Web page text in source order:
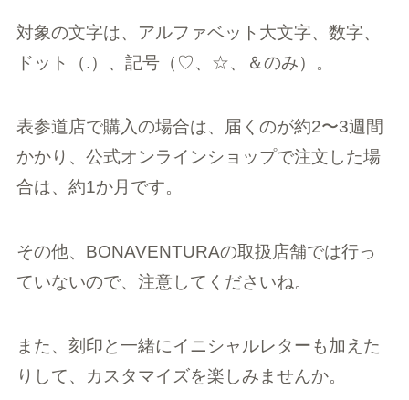
対象の文字は、アルファベット大文字、数字、
ドット（.）、記号（♡、☆、＆のみ）。
表参道店で購入の場合は、届くのが約2〜3週間
かかり、公式オンラインショップで注文した場
合は、約1か月です。
その他、BONAVENTURAの取扱店舗では行っ
ていないので、注意してくださいね。
また、刻印と一緒にイニシャルレターも加えた
りして、カスタマイズを楽しみませんか。